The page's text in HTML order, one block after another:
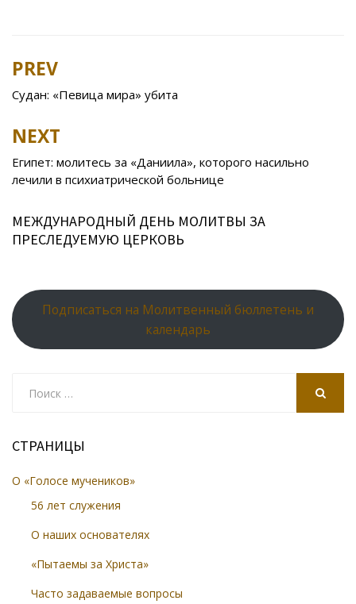
b
o
o
k
kl
as
ni
ki
u
r
al
Post
navigation
PREV
Судан: «Певица мира» убита
NEXT
Египет: молитесь за «Даниила», которого насильно
лечили в психиатрической больнице
МЕЖДУНАРОДНЫЙ ДЕНЬ МОЛИТВЫ ЗА
ПРЕСЛЕДУЕМУЮ ЦЕРКОВЬ
Подписаться на Молитвенный бюллетень и
календарь
СТРАНИЦЫ
О «Голосе мучеников»
56 лет служения
О наших основателях
«Пытаемы за Христа»
Часто задаваемые вопросы